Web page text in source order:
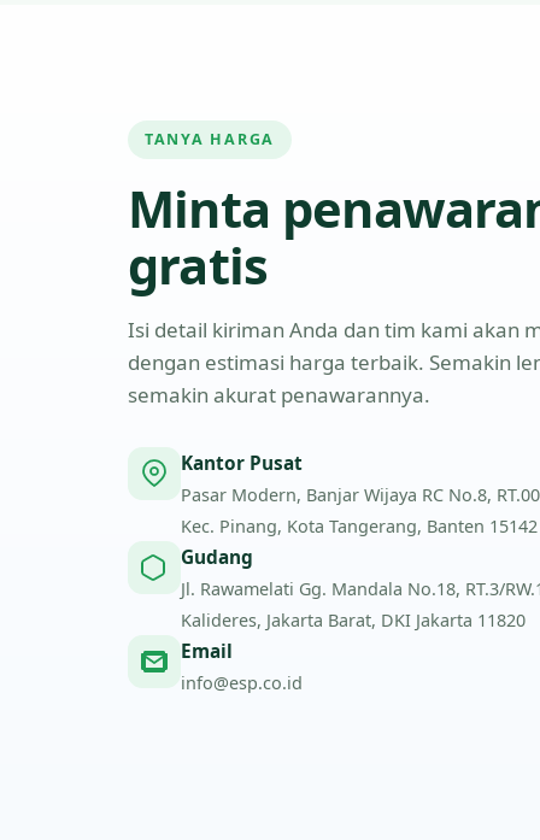
TANYA HARGA
Minta
gratis
Isi detail kiriman Anda dan tim kami akan
dengan estimasi harga terbaik. Semakin
semakin akurat penawarannya.
Kantor Pusat
Pasar Modern, Banjar Wijaya RC No.8,
Kec. Pinang, Kota Tangerang, Banten 15142
Gudang
Jl. Rawamelati Gg. Mandala No.18, RT.3/
Kalideres, Jakarta Barat, DKI Jakarta 11820
Email
info@esp.co.id